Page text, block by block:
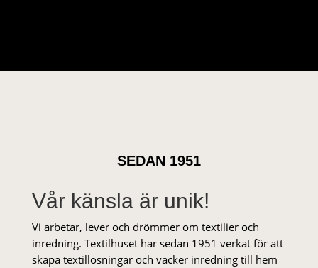
SEDAN 1951
Vår känsla är unik!
Vi arbetar, lever och drömmer om textilier och
inredning. Textilhuset har sedan 1951 verkat för att
skapa textillösningar och vacker inredning till hem